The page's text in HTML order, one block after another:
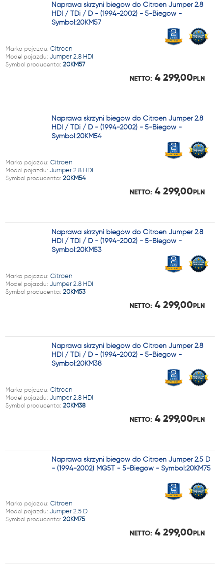
Naprawa skrzyni biegów do Citroen Jumper 2.8
HDI / TDi / D - (1994-2002) - 5-Biegów -
Symbol:20KM57
Marka pojazdu: Citroen
Model pojazdu: Jumper 2.8 HDI
Symbol producenta: 20KM57
NETTO: 4 299,00PLN
Naprawa skrzyni biegów do Citroen Jumper 2.8
HDI / TDi / D - (1994-2002) - 5-Biegów -
Symbol:20KM54
Marka pojazdu: Citroen
Model pojazdu: Jumper 2.8 HDI
Symbol producenta: 20KM54
NETTO: 4 299,00PLN
Naprawa skrzyni biegów do Citroen Jumper 2.8
HDI / TDi / D - (1994-2002) - 5-Biegów -
Symbol:20KM53
Marka pojazdu: Citroen
Model pojazdu: Jumper 2.8 HDI
Symbol producenta: 20KM53
NETTO: 4 299,00PLN
Naprawa skrzyni biegów do Citroen Jumper 2.8
HDI / TDi / D - (1994-2002) - 5-Biegów -
Symbol:20KM38
Marka pojazdu: Citroen
Model pojazdu: Jumper 2.8 HDI
Symbol producenta: 20KM38
NETTO: 4 299,00PLN
Naprawa skrzyni biegów do Citroen Jumper 2.5 D
- (1994-2002) MG5T - 5-Biegów - Symbol:20KM75
Marka pojazdu: Citroen
Model pojazdu: Jumper 2.5 D
Symbol producenta: 20KM75
NETTO: 4 299,00PLN